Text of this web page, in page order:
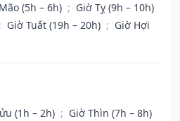
(5h – 6h) ; Giờ Tỵ (9h – 10h)
; Giờ Tuất (19h – 20h) ; Giờ Hợi
(1h – 2h) ; Giờ Thìn (7h – 8h)